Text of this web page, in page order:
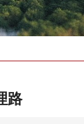
路